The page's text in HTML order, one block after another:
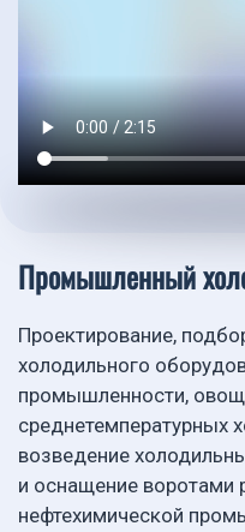
Промышленный
Проектирование,
холодильного
промышленности,
среднетемпературных
возведение
и оснащение воротами
нефтехимической